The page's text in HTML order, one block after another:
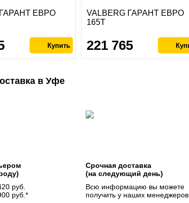
ГАРАНТ ЕВРО
VALBERG ГАРАНТ ЕВРО
165Т
221 765
в Уфе
руб.
руб.*
Срочная доставка
(на следующий день)
Всю информацию вы можете
получить у наших менеджеров